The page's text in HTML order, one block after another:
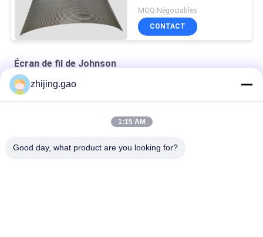
de puits d'eau avec la
fente de 0.1mm
MOQ:Négociables
CONTACT
Écran de fil de Johnson
Écran à tambour rotatif pour la filtration des liquides
zhijing.gao
1:15 AM
Good day, what product are you looking for?